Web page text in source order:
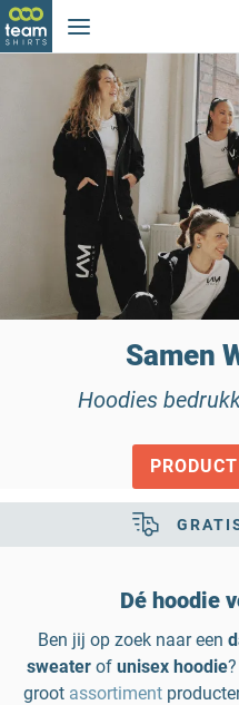
Samen
Hoodies
Dé hoodie
Ben jij op zoek naar een
sweater of unisex hoodie
groot assortiment